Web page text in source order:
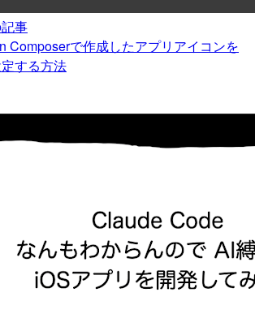
事
Composerで作成したアプリアイコンを
する方法